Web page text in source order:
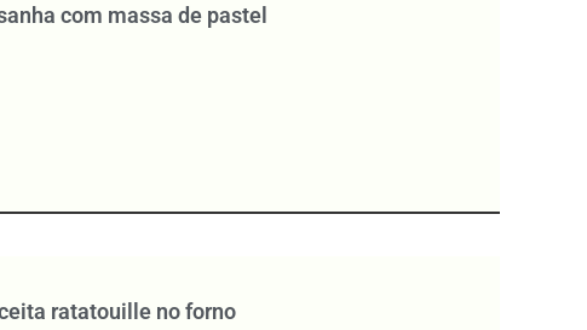
com massa de pastel
ratatouille no forno